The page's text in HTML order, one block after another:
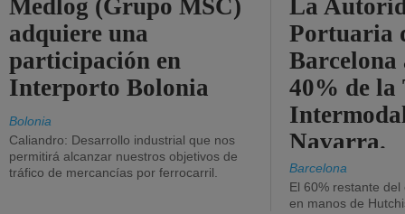
Medlog (Grupo MSC)
adquiere una
participación en
Interporto Bolonia
Bolonia
Caliandro: Desarrollo industrial que nos
permitirá alcanzar nuestros objetivos de
tráfico de mercancías por ferrocarril.
La
Portuaria
40% de la
Navarra.
Barcelona
El 60% restante
en manos de